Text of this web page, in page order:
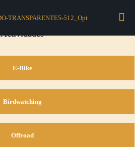
Actividades
E-Bike
Birdwatching
Offroad